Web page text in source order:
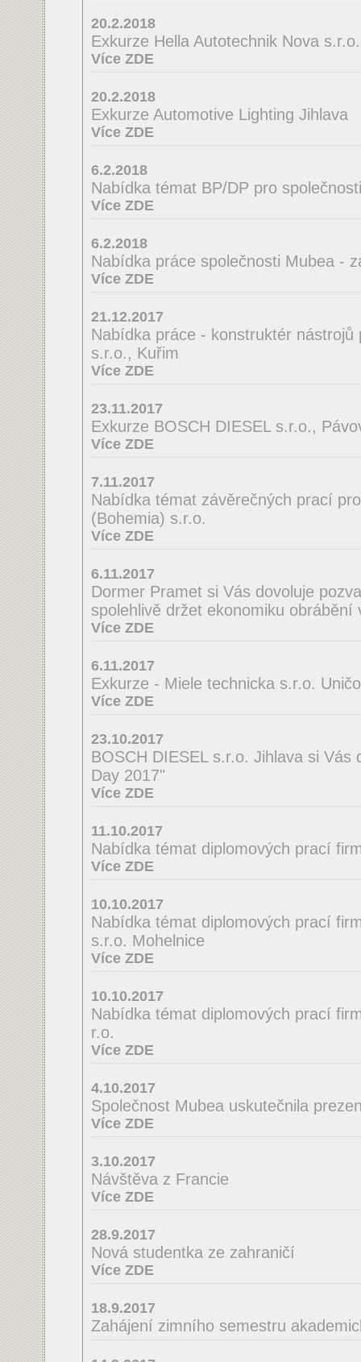
20.2.2018
Exkurze Hella Autotechnik Nova
Více ZDE
20.2.2018
Exkurze Automotive Lighting Jihlava
Více ZDE
6.2.2018
Nabídka témat BP/DP pro
Více ZDE
6.2.2018
Nabídka práce společnosti Mubea -
Více ZDE
21.12.2017
Nabídka práce - konstruktér
s.r.o., Kuřim
Více ZDE
23.11.2017
Exkurze BOSCH DIESEL s.r.o.,
Více ZDE
7.11.2017
Nabídka témat závěrečných prací
(Bohemia) s.r.o.
Více ZDE
6.11.2017
Dormer Pramet si Vás dovoluje
spolehlivě držet ekonomiku obrábění
Více ZDE
6.11.2017
Exkurze - Miele technicka s.r.o.
Více ZDE
23.10.2017
BOSCH DIESEL s.r.o. Jihlava si Vás
Day 2017"
Více ZDE
11.10.2017
Nabídka témat diplomových prací
Více ZDE
10.10.2017
Nabídka témat diplomových prací
s.r.o. Mohelnice
Více ZDE
10.10.2017
Nabídka témat diplomových prací
r.o.
Více ZDE
4.10.2017
Společnost Mubea uskutečnila
Více ZDE
3.10.2017
Návštěva z Francie
Více ZDE
28.9.2017
Nová studentka ze zahraničí
Více ZDE
18.9.2017
Zahájení zimního semestru